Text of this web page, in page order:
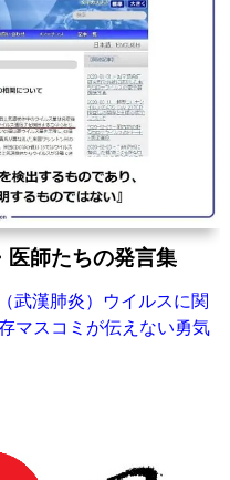
医師たちの発言集
武漢肺炎）ウイルスに関
マスコミが伝えない勇気